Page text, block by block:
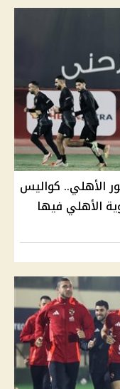
الأهلي.. كواليس
الأهلي فيها